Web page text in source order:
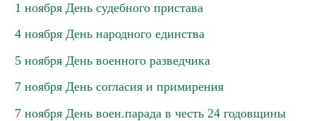
1 ноября День судебного пристава
4 ноября День народного единства
5 ноября День военного разведчика
7 ноября День согласия и примирения
7 ноября День воен.парада в честь 24 годовщины